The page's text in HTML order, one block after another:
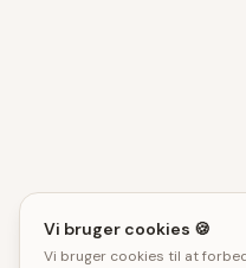
Vi bruger cookies 🍪
Vi bruger cookies til at